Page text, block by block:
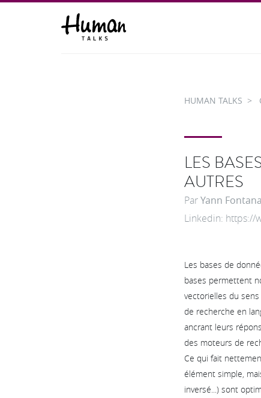
HUMAN TALKS
LES
AUTRES
ParYann Fontana
Linkedin: https://
Les bases de
bases permettent
vectorielles du
de recherche en
ancrant leurs
des moteurs de
Ce qui fait
élément simple,
inversé...) sont